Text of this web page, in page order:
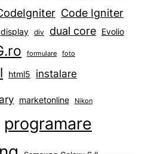
Code Igniter
display div dual core Evolio
formulare foto
html5 instalare
marketonline Nikon
programare